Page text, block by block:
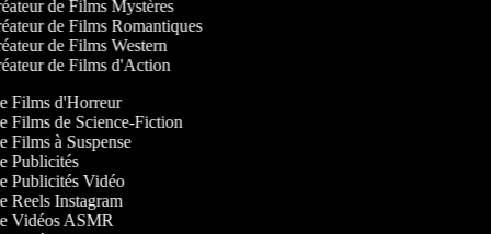
de Films Mystères
de Films Romantiques
de Films Western
de Films d'Action
Films d'Horreur
Films de Science-Fiction
Films à Suspense
Publicités
Publicités Vidéo
Reels Instagram
Vidéos ASMR